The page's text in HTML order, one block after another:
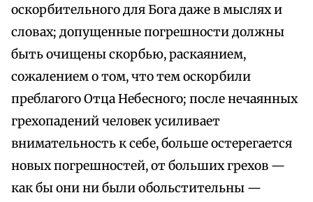
оскорбительного для Бога даже в мыслях и
словах; допущенные погрешности должны
быть очищены скорбью, раскаянием,
сожалением о том, что тем оскорбили
преблагого Отца Небесного; после нечаянных
грехопадений человек усиливает
внимательность к себе, больше остерегается
новых погрешностей, от больших грехов —
как бы они ни были обольстительны —